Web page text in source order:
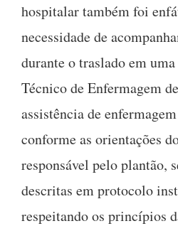
hospitalar também foi
necessidade de
durante o traslado em
Técnico de Enfermagem
assistência de
conforme as orientações
responsável pelo plantão,
descritas em protocolo
respeitando os princípios